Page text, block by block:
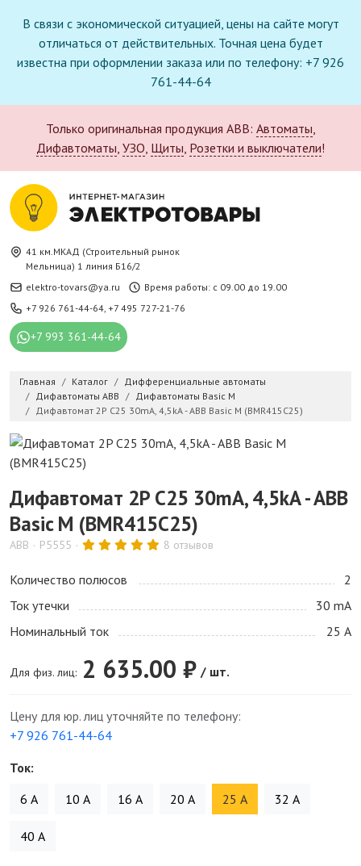
В связи с экономической ситуацией, цены на сайте могут
отличаться от действительных. Точная цена будет
известна при оформлении заказа или по телефону: +7 926
761-44-64
Только оригинальная продукция ABB: Автоматы,
Дифавтоматы, УЗО, Щиты, Розетки и выключатели!
41 км.МКАД (Строительный рынок
Мельница) 1 линия Б16/2
elektro-tovars@ya.ru
Время работы: с 09.00 до 19.00
+7 926 761-44-64, +7 495 727-21-76
+7 993 361-44-64
Главная Каталог
Дифференциальные автоматы
Дифавтоматы ABB
Дифавтоматы Basic M
Дифавтомат 2P C25 30mA, 4,5kA - ABB Basic M (BMR415C25)
Дифавтомат 2P C25 30mA, 4,5kA - ABB
Basic M (BMR415C25)
ABB P5555 8 отзывов
Количество полюсов
2
Ток утечки
30 mA
Номинальный ток
25 А
Для физ. лиц: 2 635.00 ₽ / шт.
Цену для юр. лиц уточняйте по телефону:
+7 926 761-44-64
Ток:
6 А
10 А 16 А 20 А 25 А 32 А
40 А